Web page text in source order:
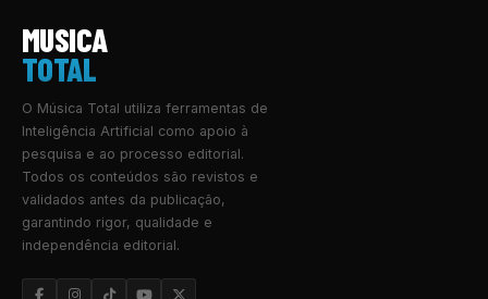
MUSICA
TOTAL
O Música Total utiliza ferramentas de
Inteligência Artificial como apoio à
pesquisa e ao processo editorial.
Todos os conteúdos são revistos e
validados antes da publicação,
garantindo rigor, qualidade e
independência editorial.